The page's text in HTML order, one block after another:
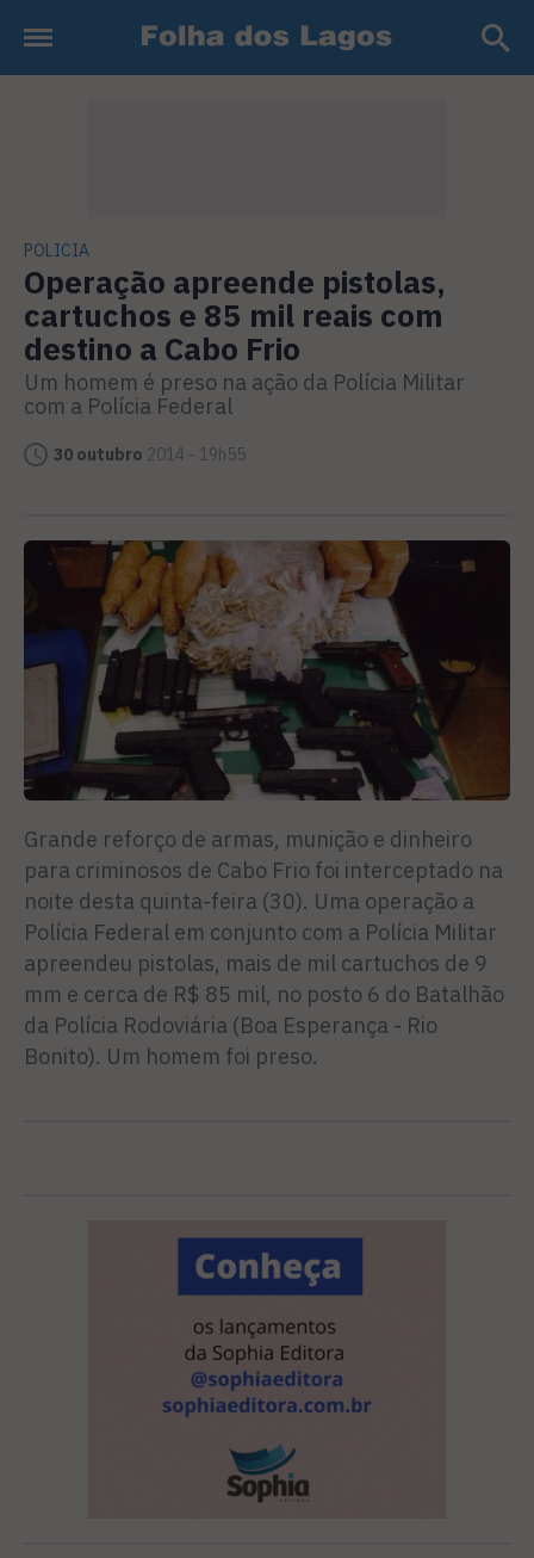
POLICIA
Operação apreende pistolas,
cartuchos e 85 mil reais com
destino a Cabo Frio
Um homem é preso na ação da Polícia Militar
com a Polícia Federal
30 outubro 2014 - 19h55
Grande reforço de armas, munição e dinheiro
para criminosos de Cabo Frio foi interceptado na
noite desta quinta-feira (30). Uma operação a
Polícia Federal em conjunto com a Polícia Militar
apreendeu pistolas, mais de mil cartuchos de 9
mm e cerca de R$ 85 mil, no posto 6 do Batalhão
da Polícia Rodoviária (Boa Esperança - Rio
Bonito). Um homem foi preso.